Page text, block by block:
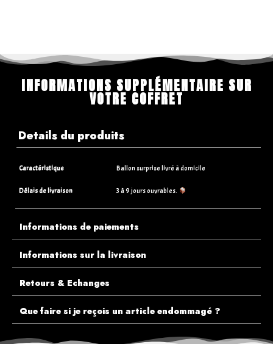
INFORMATIONS SUPPLÉMENTAIRE SUR
VOTRE COFFRET
Details du produits
Caractéristique Ballon surprise livré à domicile
Délais de livraison 3 à 9 jours ouvrables.
Informations de paiements
Informations sur la livraison
Retours & Echanges
Que faire si je reçois un article endommagé ?